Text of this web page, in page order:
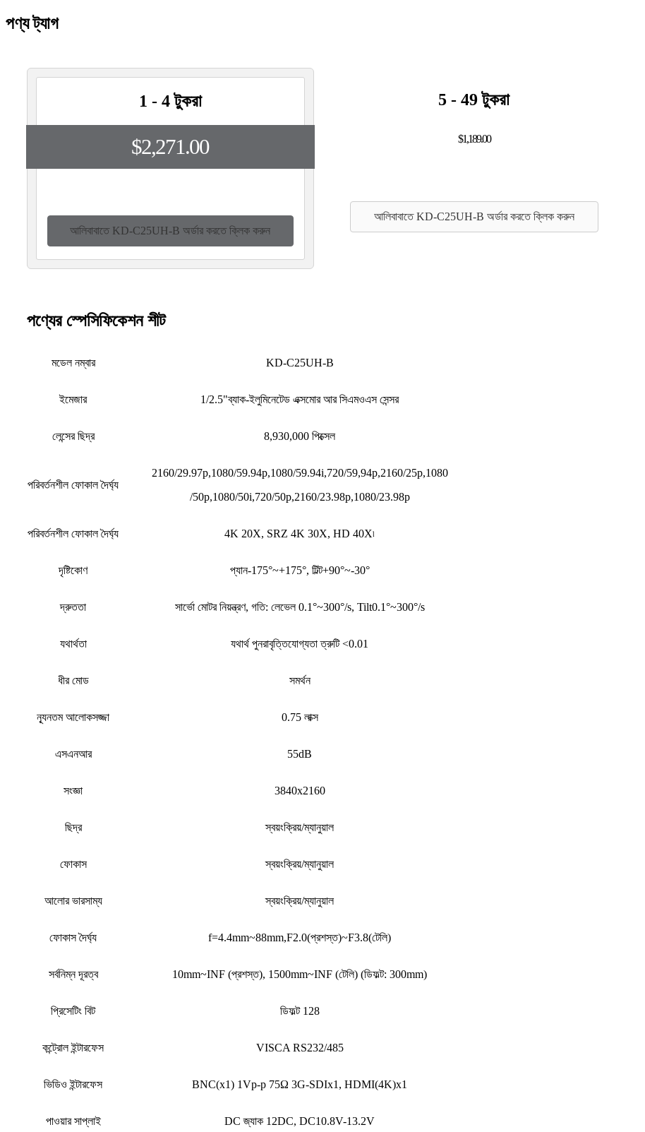
পণ্য ট্যাগ
1 - 4 টুকরা
$2,271.00
আলিবাবাতে KD-C25UH-B অর্ডার করতে ক্লিক করুন
5 - 49 টুকরা
$1,189.00
আলিবাবাতে KD-C25UH-B অর্ডার করতে ক্লিক করুন
পণ্যের স্পেসিফিকেশন শীট
মডেল নম্বার KD-C25UH-B
ইমেজার 1/2.5"ব্যাক-ইলুমিনেটেড এক্সমোর আর সিএমওএস সেন্সর
লেন্সের ছিদ্র 8,930,000 পিক্সেল
পরিবর্তনশীল ফোকাল দৈর্ঘ্য
2160/29.97p,1080/59.94p,1080/59.94i,720/59,94p,2160/25p,1080
/50p,1080/50i,720/50p,2160/23.98p,1080/23.98p
পরিবর্তনশীল ফোকাল দৈর্ঘ্য 4K 20X, SRZ 4K 30X, HD 40X৷
দৃষ্টিকোণ প্যান-175°~+175°, টিল্ট+90°~-30°
দ্রুততা সার্ভো মোটর নিয়ন্ত্রণ, গতি: লেভেল 0.1°~300°/s, Tilt0.1°~300°/s
যথার্থতা যথার্থ পুনরাবৃত্তিযোগ্যতা ত্রুটি <0.01
ধীর মোড সমর্থন
ন্যূনতম আলোকসজ্জা 0.75 লাক্স
এসএনআর 55dB
সংজ্ঞা 3840x2160
ছিদ্র স্বয়ংক্রিয়/ম্যানুয়াল
ফোকাস স্বয়ংক্রিয়/ম্যানুয়াল
আলোর ভারসাম্য স্বয়ংক্রিয়/ম্যানুয়াল
ফোকাস দৈর্ঘ্য f=4.4mm~88mm,F2.0(প্রশস্ত)~F3.8(টেলি)
সর্বনিম্ন দূরত্ব 10mm~INF (প্রশস্ত), 1500mm~INF (টেলি) (ডিফল্ট: 300mm)
প্রিসেটিং বিট ডিফল্ট 128
কন্ট্রোল ইন্টারফেস VISCA RS232/485
ভিডিও ইন্টারফেস BNC(x1) 1Vp-p 75Ω 3G-SDIx1, HDMI(4K)x1
পাওয়ার সাপ্লাই DC জ্যাক 12DC, DC10.8V-13.2V